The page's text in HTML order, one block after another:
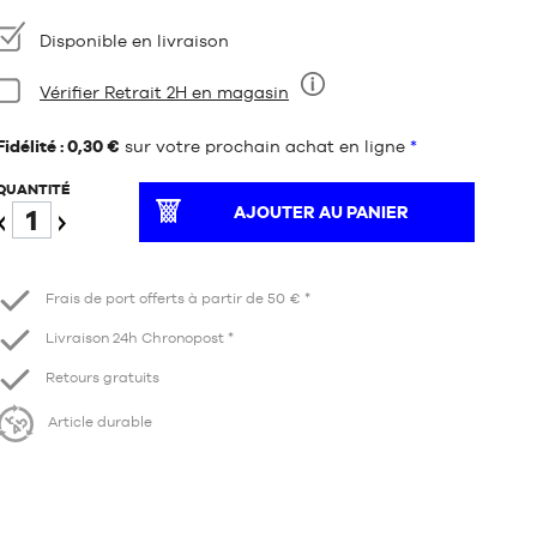
Disponible en livraison
Vérifier Retrait 2H en magasin
: 0,30 € sur votre prochain achat en ligne *
AJOUTER AU PANIER
Frais de port offerts à partir de 50 € *
Livraison 24h Chronopost *
Retours gratuits
Article durable